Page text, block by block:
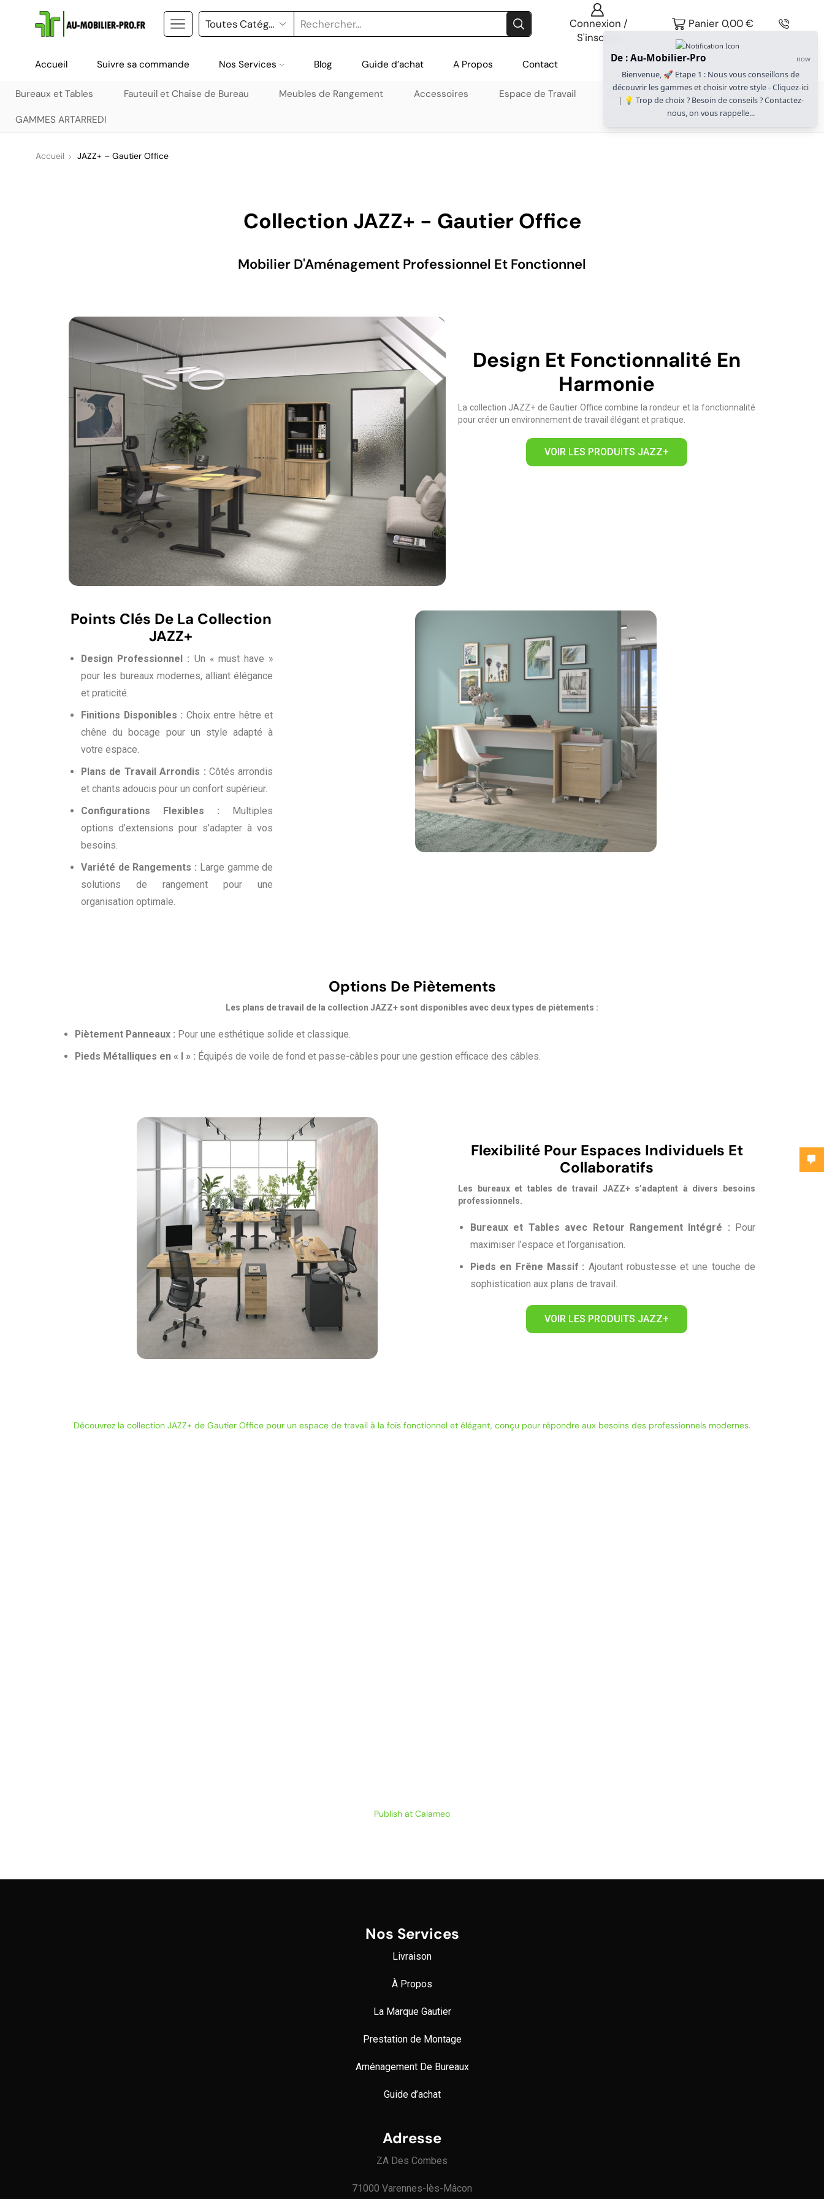
Connexion /
S'inscrire
Panier 0,00€
Accueil Suivre sa commande Nos Services Blog Guide d’achat A Propos Contact
Bureaux et Tables Fauteuil et Chaise de Bureau Meubles de Rangement Accessoires Espace de Travail Gammes Gautier Office
GAMMES ARTARREDI
Accueil JAZZ+ – Gautier Office
Collection JAZZ+ - Gautier Office
Mobilier D'Aménagement Professionnel Et Fonctionnel
Design Et Fonctionnalité En
Harmonie
La collection JAZZ+ de Gautier Office combine la rondeur et la fonctionnalité
pour créer un environnement de travail élégant et pratique.
VOIR LES PRODUITS JAZZ+
Points Clés De La Collection
JAZZ+
Design Professionnel : Un « must have »
pour les bureaux modernes, alliant élégance
et praticité.
Finitions Disponibles : Choix entre hêtre et
chêne du bocage pour un style adapté à
votre espace.
Plans de Travail Arrondis : Côtés arrondis
et chants adoucis pour un confort supérieur.
Configurations Flexibles : Multiples
options d’extensions pour s’adapter à vos
besoins.
Variété de Rangements : Large gamme de
solutions de rangement pour une
organisation optimale.
Options De Piètements
Les plans de travail de la collection JAZZ+ sont disponibles avec deux types de piètements :
Piètement Panneaux : Pour une esthétique solide et classique.
Pieds Métalliques en « I » : Équipés de voile de fond et passe-câbles pour une gestion efficace des câbles.
Flexibilité Pour Espaces Individuels Et
Collaboratifs
Les bureaux et tables de travail JAZZ+ s’adaptent à divers besoins
professionnels.
Bureaux et Tables avec Retour Rangement Intégré : Pour
maximiser l’espace et l’organisation.
Pieds en Frêne Massif : Ajoutant robustesse et une touche de
sophistication aux plans de travail.
VOIR LES PRODUITS JAZZ+
Découvrez la collection JAZZ+ de Gautier Office pour un espace de travail à la fois fonctionnel et élégant, conçu pour répondre aux besoins des professionnels modernes.
Publish at Calameo
Nos Services
Livraison
À Propos
La Marque Gautier
Prestation de Montage
Aménagement De Bureaux
Guide d’achat
Adresse
ZA Des Combes
71000 Varennes-lès-Mâcon
De : Au-Mobilier-Pro now
Bienvenue, 🚀 Etape 1 : Nous vous conseillons de
découvrir les gammes et choisir votre style - Cliquez-ici
| 💡 Trop de choix ? Besoin de conseils ? Contactez-
nous, on vous rappelle...